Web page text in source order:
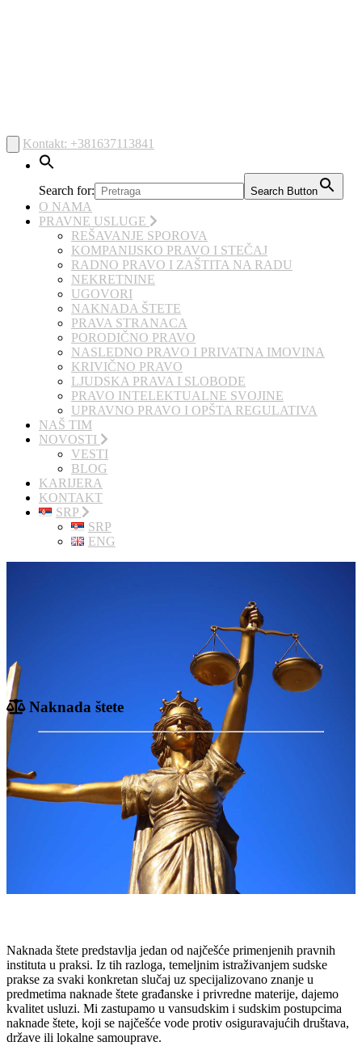
Kontakt: +381637113841
Search for: Search Button
O NAMA
PRAVNE USLUGE
REŠAVANJE SPOROVA
KOMPANIJSKO PRAVO I STEČAJ
RADNO PRAVO I ZAŠTITA NA RADU
NEKRETNINE
UGOVORI
NAKNADA ŠTETE
PRAVA STRANACA
PORODIČNO PRAVO
NASLEDNO PRAVO I PRIVATNA IMOVINA
KRIVIČNO PRAVO
LJUDSKA PRAVA I SLOBODE
PRAVO INTELEKTUALNE SVOJINE
UPRAVNO PRAVO I OPŠTA REGULATIVA
NAŠ TIM
NOVOSTI
VESTI
BLOG
KARIJERA
KONTAKT
SRP
SRP
ENG
Naknada štete
Naknada štete predstavlja jedan od najčešće primenjenih pravnih
instituta u praksi. Iz tih razloga, temeljnim istraživanjem sudske
prakse za svaki konkretan slučaj uz specijalizovano znanje u
predmetima naknade štete građanske i privredne materije, dajemo
kvalitet usluzi. Mi zastupamo u vansudskim i sudskim postupcima
naknade štete, koji se najčešće vode protiv osiguravajućih društava,
države ili lokalne samouprave.